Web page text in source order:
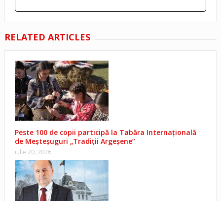
RELATED ARTICLES
Peste 100 de copii participă la Tabăra Internațională
de Meșteșuguri „Tradiții Argeșene”
iulie 20, 2026